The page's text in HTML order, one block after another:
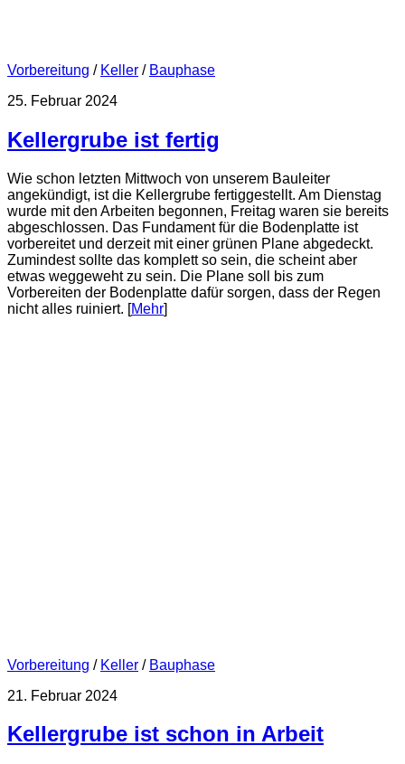
Vorbereitung / Keller / Bauphase
25. Februar 2024
Kellergrube ist fertig
Wie schon letzten Mittwoch von unserem Bauleiter
angekündigt, ist die Kellergrube fertiggestellt. Am Dienstag
wurde mit den Arbeiten begonnen, Freitag waren sie bereits
abgeschlossen. Das Fundament für die Bodenplatte ist
vorbereitet und derzeit mit einer grünen Plane abgedeckt.
Zumindest sollte das komplett so sein, die scheint aber
etwas weggeweht zu sein. Die Plane soll bis zum
Vorbereiten der Bodenplatte dafür sorgen, dass der Regen
nicht alles ruiniert. [Mehr]
Vorbereitung / Keller / Bauphase
21. Februar 2024
Kellergrube ist schon in Arbeit